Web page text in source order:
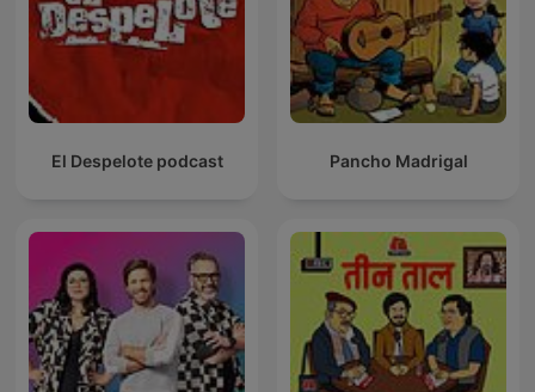
El Despelote podcast Pancho Madrigal